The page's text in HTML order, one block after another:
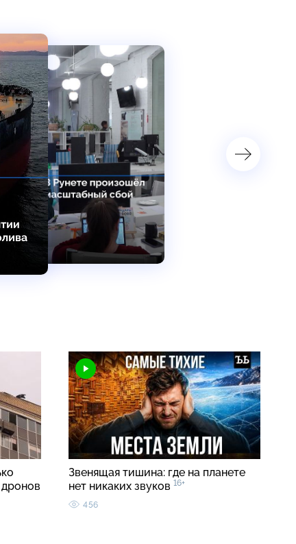
дронов
Звенящая тишина: где на планете
нет никаких звуков 16+
456